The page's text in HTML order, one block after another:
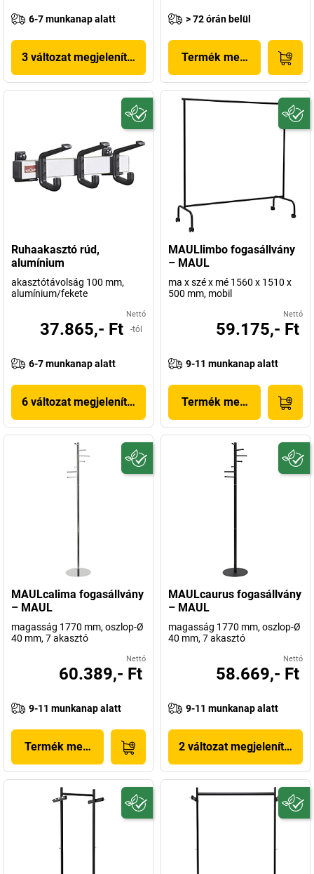
6-7 munkanap alatt
3 változat megjelenítése
> 72 órán belül
Termék megjelenítése
Ruhaakasztó rúd,
alumínium
akasztótávolság 100 mm,
alumínium/fekete
Nettó
37.865,- Ft -tól
6-7 munkanap alatt
6 változat megjelenítése
MAULlimbo fogasállvány
– MAUL
ma x szé x mé 1560 x 1510 x
500 mm, mobil
Nettó
59.175,- Ft
9-11 munkanap alatt
Termék megjelenítése
MAULcalima fogasállvány
– MAUL
magasság 1770 mm, oszlop-Ø
40 mm, 7 akasztó
Nettó
60.389,- Ft
9-11 munkanap alatt
Termék megjelenítése
MAULcaurus fogasállvány
– MAUL
magasság 1770 mm, oszlop-Ø
40 mm, 7 akasztó
Nettó
58.669,- Ft
9-11 munkanap alatt
2 változat megjelenítése